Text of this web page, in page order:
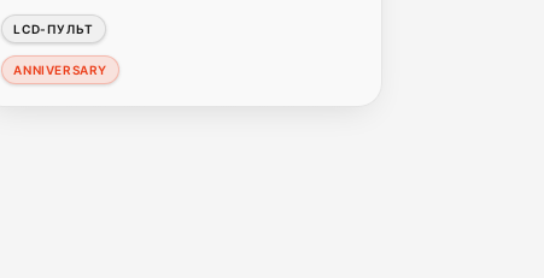
LCD-ПУЛЬТ
ANNIVERSARY